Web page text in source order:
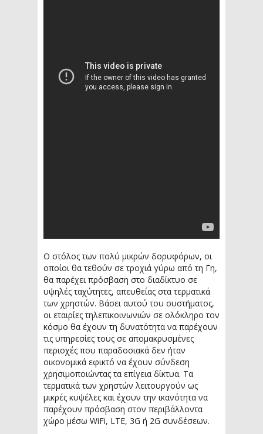
Ο στόλος των πολύ μικρών δορυφόρων, οι
οποίοι θα τεθούν σε τροχιά γύρω από τη Γη,
θα παρέχει πρόσβαση στο διαδίκτυο σε
υψηλές ταχύτητες, απευθείας στα τερματικά
των χρηστών. Βάσει αυτού του συστήματος,
οι εταιρίες τηλεπικοινωνιών σε ολόκληρο τον
κόσμο θα έχουν τη δυνατότητα να παρέχουν
τις υπηρεσίες τους σε απομακρυσμένες
περιοχές που παραδοσιακά δεν ήταν
οικονομικά εφικτό να έχουν σύνδεση
χρησιμοποιώντας τα επίγεια δίκτυα. Τα
τερματικά των χρηστών λειτουργούν ως
μικρές κυψέλες και έχουν την ικανότητα να
παρέχουν πρόσβαση στον περιβάλλοντα
χώρο μέσω WiFi, LTE, 3G ή 2G συνδέσεων.